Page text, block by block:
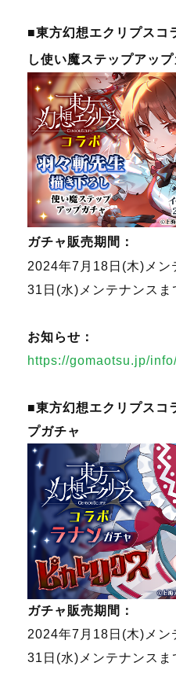
■東方幻想エクリプス コ
し使い魔ステップアップ
ガチャ販売期間：
2024年7月18日(木)メン
31日(水)メンテナンスま
お知らせ：
https://gomaotsu.jp/
■東方幻想エクリプス コ
プガチャ
ガチャ販売期間：
2024年7月18日(木)メン
31日(水)メンテナンスま